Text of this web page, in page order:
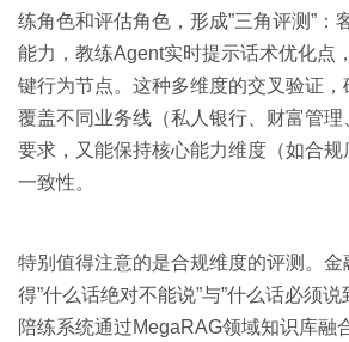
练角色和评估角色，形成”三角评测”：
能力，教练Agent实时提示话术优化点
键行为节点。这种多维度的交叉验证
覆盖不同业务线（私人银行、财富管
要求，又能保持核心能力维度（如合
一致性。
特别值得注意的是合规维度的评测。
得”什么话绝对不能说”与”什么话必须说
陪练系统通过MegaRAG领域知识库融